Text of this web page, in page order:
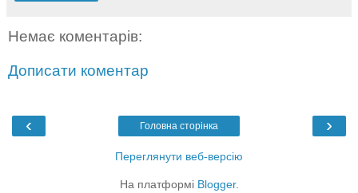
Немає коментарів:
Дописати коментар
‹ ›
Головна сторінка
Переглянути веб-версію
На платформі Blogger.